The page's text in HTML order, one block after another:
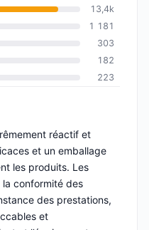
13,4k
1 181
303
182
223
réactif et
et un emballage
les produits. Les
conformité des
des prestations,
et